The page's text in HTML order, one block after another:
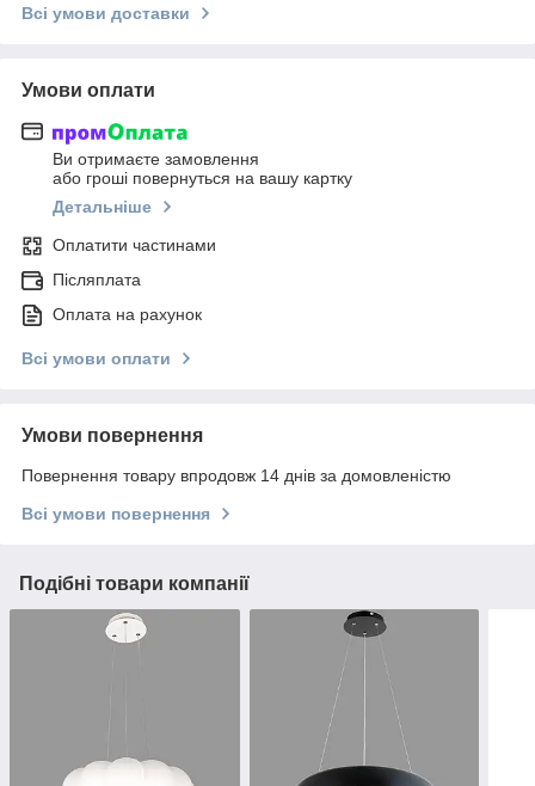
Всі умови доставки
Умови оплати
Ви отримаєте замовлення
або гроші повернуться на вашу картку
Детальніше
Оплатити частинами
Післяплата
Оплата на рахунок
Всі умови оплати
Умови повернення
Повернення товару впродовж 14 днів за домовленістю
Всі умови повернення
Подібні товари компанії